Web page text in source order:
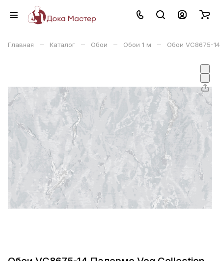
Главная – Каталог – Обои – Обои 1 м – Обои VС8675-